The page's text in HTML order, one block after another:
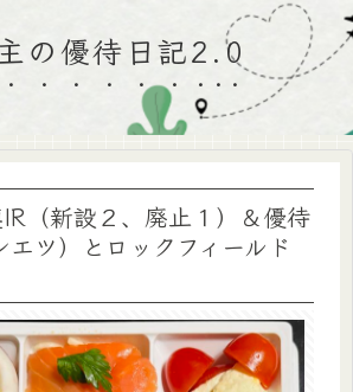
の優待日記2.0
（新設２、廃止１）＆優待
エツ）とロックフィールド